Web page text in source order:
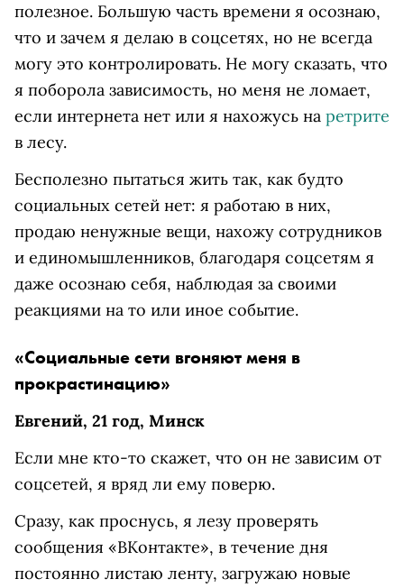
полезное. Большую часть времени я осознаю,
что и зачем я делаю в соцсетях, но не всегда
могу это контролировать. Не могу сказать, что
я поборола зависимость, но меня не ломает,
если интернета нет или я нахожусь на ретрите
в лесу.
Бесполезно пытаться жить так, как будто
социальных сетей нет: я работаю в них,
продаю ненужные вещи, нахожу сотрудников
и единомышленников, благодаря соцсетям я
даже осознаю себя, наблюдая за своими
реакциями на то или иное событие.
«Социальные сети вгоняют меня в
прокрастинацию»
Евгений, 21 год, Минск
Если мне кто-то скажет, что он не зависим от
соцсетей, я вряд ли ему поверю.
Сразу, как проснусь, я лезу проверять
сообщения «ВКонтакте», в течение дня
постоянно листаю ленту, загружаю новые